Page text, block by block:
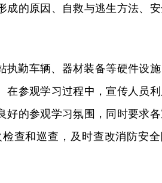
成的原因、自救与逃生方法、
执勤车辆、器材装备等硬件设
在参观学习过程中，宣传人员
好的参观学习氛围，同时要求
查和巡查，及时查改消防安